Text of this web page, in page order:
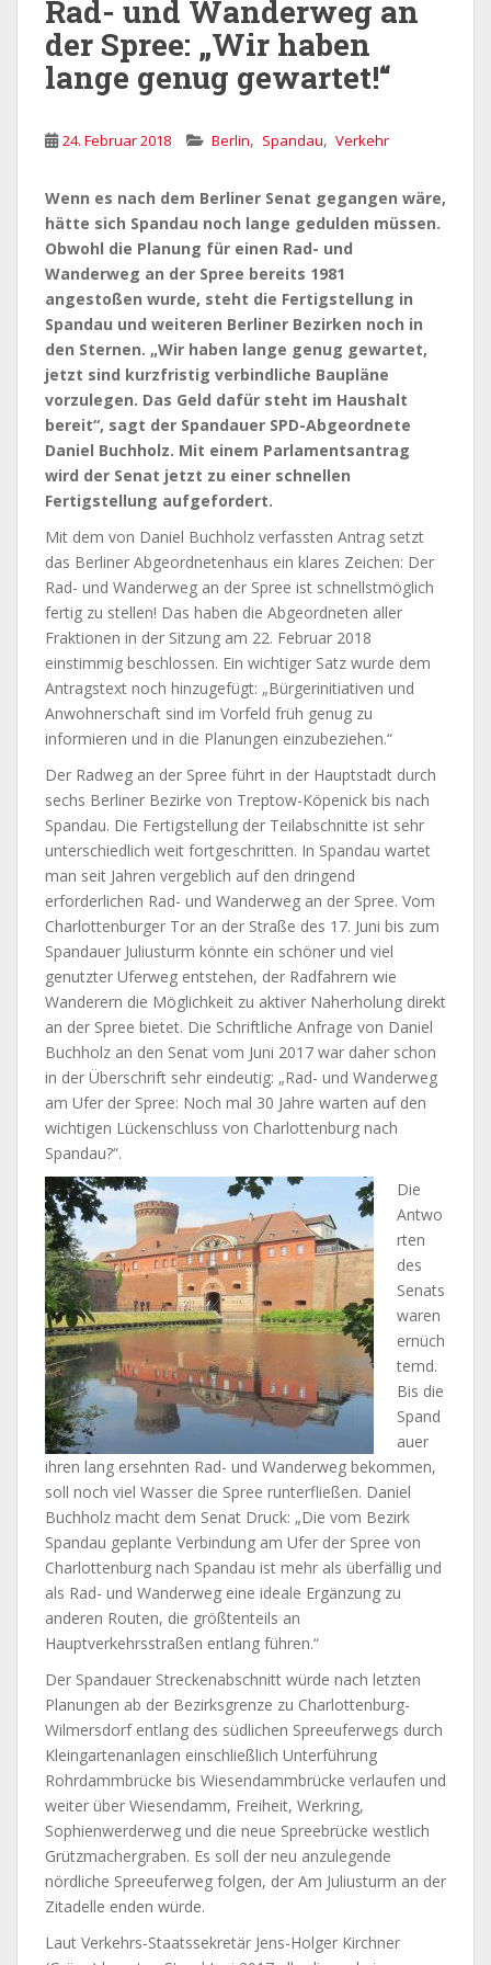
Rad- und Wanderweg an
der Spree: „Wir haben
lange genug gewartet!“
24. Februar 2018 Berlin, Spandau, Verkehr
Wenn es nach dem Berliner Senat gegangen wäre,
hätte sich Spandau noch lange gedulden müssen.
Obwohl die Planung für einen Rad- und
Wanderweg an der Spree bereits 1981
angestoßen wurde, steht die Fertigstellung in
Spandau und weiteren Berliner Bezirken noch in
den Sternen. „Wir haben lange genug gewartet,
jetzt sind kurzfristig verbindliche Baupläne
vorzulegen. Das Geld dafür steht im Haushalt
bereit“, sagt der Spandauer SPD-Abgeordnete
Daniel Buchholz. Mit einem Parlamentsantrag
wird der Senat jetzt zu einer schnellen
Fertigstellung aufgefordert.
Mit dem von Daniel Buchholz verfassten Antrag setzt
das Berliner Abgeordnetenhaus ein klares Zeichen: Der
Rad- und Wanderweg an der Spree ist schnellstmöglich
fertig zu stellen! Das haben die Abgeordneten aller
Fraktionen in der Sitzung am 22. Februar 2018
einstimmig beschlossen. Ein wichtiger Satz wurde dem
Antragstext noch hinzugefügt: „Bürgerinitiativen und
Anwohnerschaft sind im Vorfeld früh genug zu
informieren und in die Planungen einzubeziehen.“
Der Radweg an der Spree führt in der Hauptstadt durch
sechs Berliner Bezirke von Treptow-Köpenick bis nach
Spandau. Die Fertigstellung der Teilabschnitte ist sehr
unterschiedlich weit fortgeschritten. In Spandau wartet
man seit Jahren vergeblich auf den dringend
erforderlichen Rad- und Wanderweg an der Spree. Vom
Charlottenburger Tor an der Straße des 17. Juni bis zum
Spandauer Juliusturm könnte ein schöner und viel
genutzter Uferweg entstehen, der Radfahrern wie
Wanderern die Möglichkeit zu aktiver Naherholung direkt
an der Spree bietet. Die Schriftliche Anfrage von Daniel
Buchholz an den Senat vom Juni 2017 war daher schon
in der Überschrift sehr eindeutig: „Rad- und Wanderweg
am Ufer der Spree: Noch mal 30 Jahre warten auf den
wichtigen Lückenschluss von Charlottenburg nach
Spandau?“.
Die
Antwo
rten
des
Senats
waren
ernüch
ternd.
Bis die
Spand
auer
ihren lang ersehnten Rad- und Wanderweg bekommen,
soll noch viel Wasser die Spree runterfließen. Daniel
Buchholz macht dem Senat Druck: „Die vom Bezirk
Spandau geplante Verbindung am Ufer der Spree von
Charlottenburg nach Spandau ist mehr als überfällig und
als Rad- und Wanderweg eine ideale Ergänzung zu
anderen Routen, die größtenteils an
Hauptverkehrsstraßen entlang führen.“
Der Spandauer Streckenabschnitt würde nach letzten
Planungen ab der Bezirksgrenze zu Charlottenburg-
Wilmersdorf entlang des südlichen Spreeuferwegs durch
Kleingartenanlagen einschließlich Unterführung
Rohrdammbrücke bis Wiesendammbrücke verlaufen und
weiter über Wiesendamm, Freiheit, Werkring,
Sophienwerderweg und die neue Spreebrücke westlich
Grützmachergraben. Es soll der neu anzulegende
nördliche Spreeuferweg folgen, der Am Juliusturm an der
Zitadelle enden würde.
Laut Verkehrs-Staatssekretär Jens-Holger Kirchner